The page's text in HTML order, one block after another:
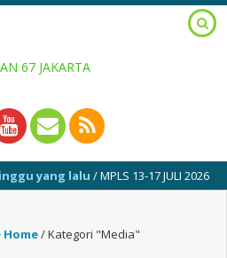
lalu/ MPLS 13-17 JULI 2026
Home/Kategori "Media"